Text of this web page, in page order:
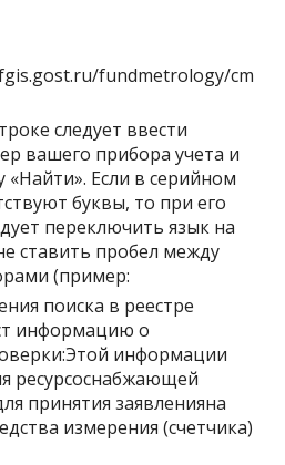
fundmetrology/cm
следует ввести
вашего прибора учета и
«Найти». Если в серийном
буквы, то при его
переключить язык на
ставить пробел между
(пример:
поиска в реестре
информацию о
информации
ресурсоснабжающей
принятия заявленияна
измерения (счетчика)